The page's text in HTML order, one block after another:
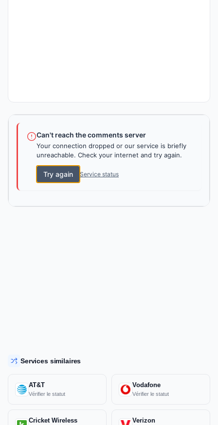
Can't reach the comments server
Your connection dropped or our service is briefly
unreachable. Check your internet and try again.
Try again Service status
Services similaires
AT&T
Vérifier le statut
Vodafone
Vérifier le statut
Cricket Wireless Verizon